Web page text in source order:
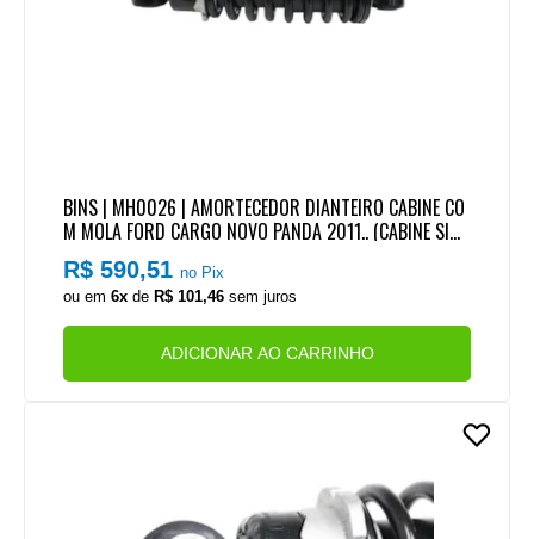
BINS | MH0026 | AMORTECEDOR DIANTEIRO CABINE CO
M MOLA FORD CARGO NOVO PANDA 2011.. (CABINE SIM
PLES)
R$ 590,51no Pix
ou em6x de R$ 101,46 sem juros
ADICIONAR AO CARRINHO